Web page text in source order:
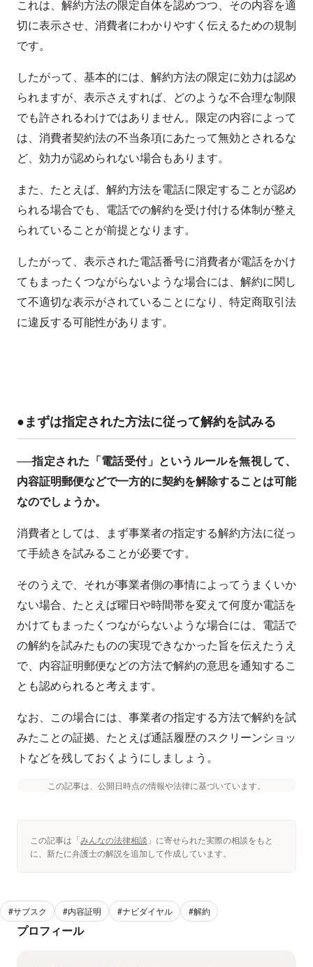
これは、解約方法の限定自体を認めつつ、その内容を適
切に表示させ、消費者にわかりやすく伝えるための規制
です。
したがって、基本的には、解約方法の限定に効力は認め
られますが、表示さえすれば、どのような不合理な制限
でも許されるわけではありません。限定の内容によって
は、消費者契約法の不当条項にあたって無効とされるな
ど、効力が認められない場合もあります。
また、たとえば、解約方法を電話に限定することが認め
られる場合でも、電話での解約を受け付ける体制が整え
られていることが前提となります。
したがって、表示された電話番号に消費者が電話をかけ
てもまったくつながらないような場合には、解約に関し
て不適切な表示がされていることになり、特定商取引法
に違反する可能性があります。
●まずは指定された方法に従って解約を試みる
──指定された「電話受付」というルールを無視して、
内容証明郵便などで一方的に契約を解除することは可能
なのでしょうか。
消費者としては、まず事業者の指定する解約方法に従っ
て手続きを試みることが必要です。
そのうえで、それが事業者側の事情によってうまくいか
ない場合、たとえば曜日や時間帯を変えて何度か電話を
かけてもまったくつながらないような場合には、電話で
の解約を試みたものの実現できなかった旨を伝えたうえ
で、内容証明郵便などの方法で解約の意思を通知するこ
とも認められると考えます。
なお、この場合には、事業者の指定する方法で解約を試
みたことの証拠、たとえば通話履歴のスクリーンショッ
トなどを残しておくようにしましょう。
この記事は、公開日時点の情報や法律に基づいています。
この記事は「みんなの法律相談 」に寄せられた実際の相談をもと
に、新たに弁護士の解説を追加して作成しています。
#サブスク #内容証明 #ナビダイヤル #解約
プロフィール